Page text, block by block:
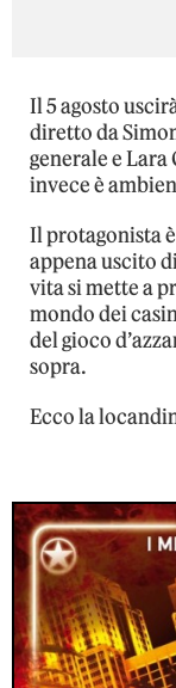
Il 5 agosto
diretto da
generale e
invece è
Il protagonista
appena uscito
vita si mette a
mondo dei
del gioco
sopra.
Ecco la